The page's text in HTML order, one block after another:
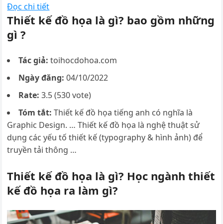
Đọc chi tiết
Thiết kế đồ họa là gì? bao gồm những
gì ?
Tác giả: toihocdohoa.com
Ngày đăng: 04/10/2022
Rate: 3.5 (530 vote)
Tóm tắt: Thiết kế đồ họa tiếng anh có nghĩa là
Graphic Design. … Thiết kế đồ họa là nghệ thuật sử
dụng các yếu tố thiết kế (typography & hình ảnh) để
truyền tải thông …
Thiết kế đồ họa là gì? Học ngành thiết
kế đồ họa ra làm gì?